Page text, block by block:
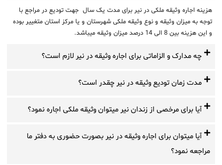
هزینه اجاره وثیقه ملکی در نیر برای مدت یک سال جهت تودیع در مراجع با
توجه به میزان وثیقه و نوع وثیقه ملکی شهرستان و یا مرکز استان متغییر بوده
و این هزینه بین 8 الی 14 درصد میزان وثیقه میباشد.
چه مدارک و الزاماتی برای اجاره وثیقه در نیر لازم است؟
مدت زمان تودیع وثیقه در نیر چقدر است؟
آیا برای مرخصی از زندان نیر میتوان وثیقه ملکی اجاره نمود؟
آیا میتوان برای اجاره وثیقه در نیر بصورت حضوری به دفتر ما
مراجعه نمود؟